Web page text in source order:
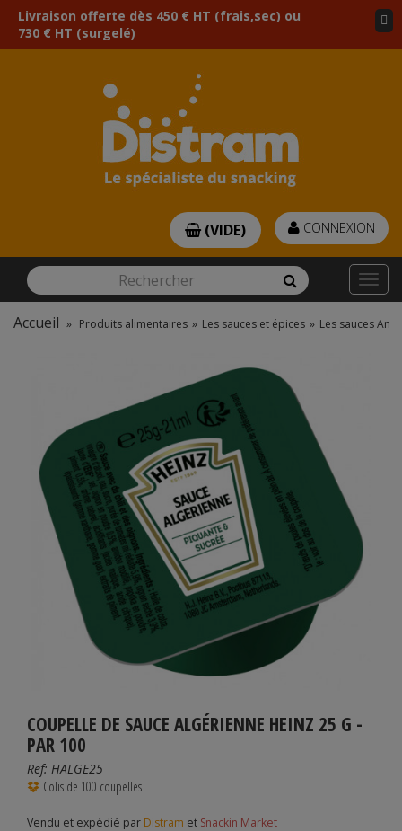
Livraison offerte dès 450 € HT (frais,sec) ou
730 € HT (surgelé)
Rechercher Rechercher
CONNEXION
(VIDE)
Accueil » Produits alimentaires » Les sauces et épices » Les sauces
COUPELLE DE SAUCE ALGÉRIENNE HEINZ 25 G -
PAR 100
Ref: HALGE25
Colis de 100 coupelles
Vendu et expédié par Distram et Snackin Market